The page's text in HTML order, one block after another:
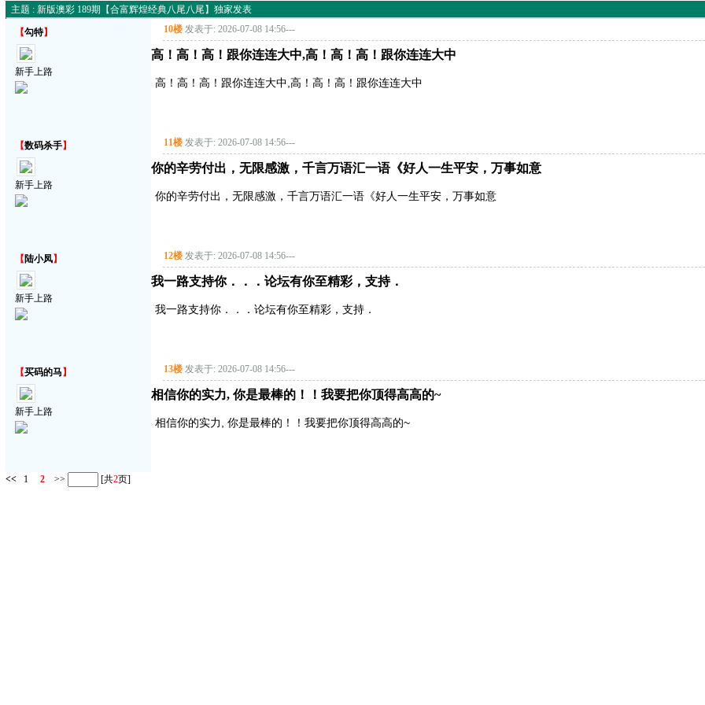
主题 : 新版澳彩 189期【合富辉煌经典八尾八尾】独家发表
【勾特】
新手上路
10楼 发表于: 2026-07-08 14:56---
高！高！高！跟你连连大中,高！高！高！跟你连连大中
高！高！高！跟你连连大中,高！高！高！跟你连连大中
【数码杀手】
新手上路
11楼 发表于: 2026-07-08 14:56---
你的辛劳付出，无限感激，千言万语汇一语《好人一生平安，万事如意
你的辛劳付出，无限感激，千言万语汇一语《好人一生平安，万事如意
【 陆小凤】
新手上路
12楼 发表于: 2026-07-08 14:56---
我一路支持你．．．论坛有你至精彩，支持．
我一路支持你．．．论坛有你至精彩，支持．
【买码的马 】
新手上路
13楼 发表于: 2026-07-08 14:56---
相信你的实力, 你是最棒的！！我要把你顶得高高的~
相信你的实力, 你是最棒的！！我要把你顶得高高的~
<< 1 2 >> [共2页]